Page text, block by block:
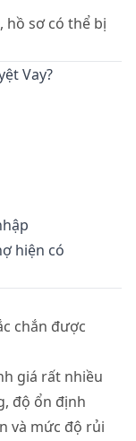
hồ sơ có thể bị
Vay?
hiện có
chắn được
giá rất nhiều
độ ổn định
và mức độ rủi